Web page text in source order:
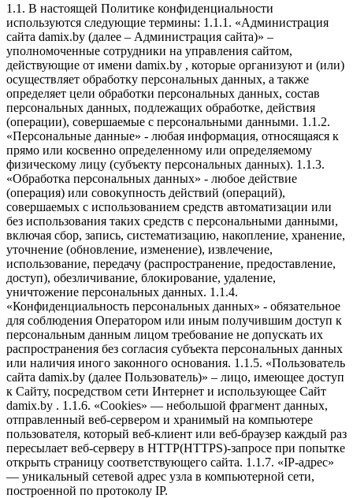
1.1. В настоящей Политике конфиденциальности
используются следующие термины: 1.1.1. «Администрация
сайта damix.by (далее – Администрация сайта)» –
уполномоченные сотрудники на управления сайтом,
действующие от имени damix.by , которые организуют и (или)
осуществляет обработку персональных данных, а также
определяет цели обработки персональных данных, состав
персональных данных, подлежащих обработке, действия
(операции), совершаемые с персональными данными. 1.1.2.
«Персональные данные» - любая информация, относящаяся к
прямо или косвенно определенному или определяемому
физическому лицу (субъекту персональных данных). 1.1.3.
«Обработка персональных данных» - любое действие
(операция) или совокупность действий (операций),
совершаемых с использованием средств автоматизации или
без использования таких средств с персональными данными,
включая сбор, запись, систематизацию, накопление, хранение,
уточнение (обновление, изменение), извлечение,
использование, передачу (распространение, предоставление,
доступ), обезличивание, блокирование, удаление,
уничтожение персональных данных. 1.1.4.
«Конфиденциальность персональных данных» - обязательное
для соблюдения Оператором или иным получившим доступ к
персональным данным лицом требование не допускать их
распространения без согласия субъекта персональных данных
или наличия иного законного основания. 1.1.5. «Пользователь
сайта damix.by (далее Пользователь)» – лицо, имеющее доступ
к Сайту, посредством сети Интернет и использующее Сайт
damix.by . 1.1.6. «Cookies» — небольшой фрагмент данных,
отправленный веб-сервером и хранимый на компьютере
пользователя, который веб-клиент или веб-браузер каждый раз
пересылает веб-серверу в HTTP(HTTPS)-запросе при попытке
открыть страницу соответствующего сайта. 1.1.7. «IP-адрес»
— уникальный сетевой адрес узла в компьютерной сети,
построенной по протоколу IP.